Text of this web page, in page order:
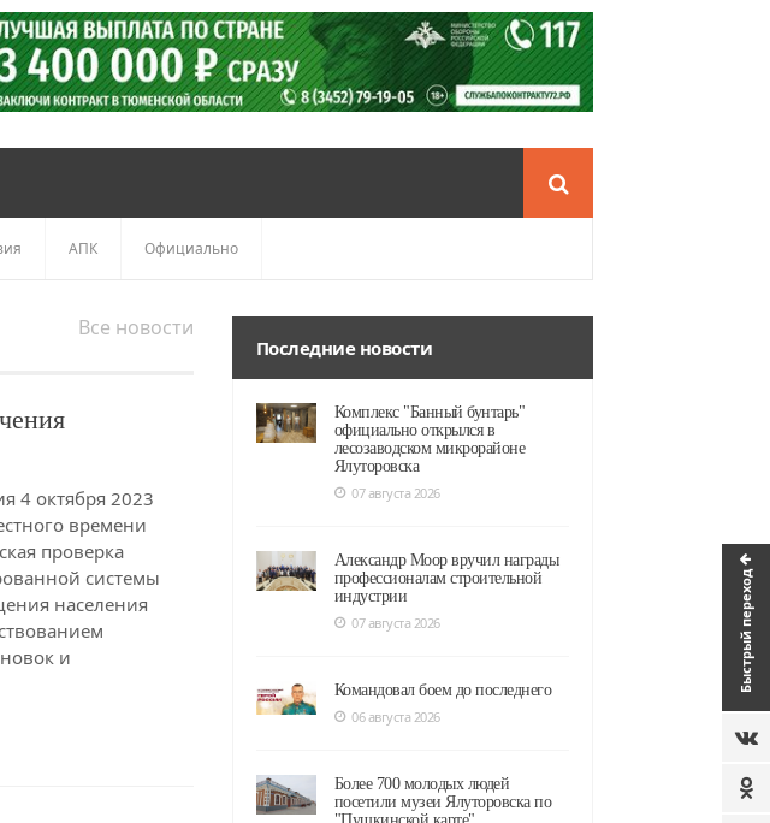
Быстрый переход
АПК Официально
Все новости
4 октября 2023
времени
проверка
системы
населения
и
Последние новости
Комплекс "Банный бунтарь"
официально открылся в
лесозаводском микрорайоне
Ялуторовска
07 августа 2026
Александр Моор вручил награды
профессионалам строительной
индустрии
07 августа 2026
Командовал боем до последнего
06 августа 2026
Более 700 молодых людей
посетили музеи Ялуторовска по